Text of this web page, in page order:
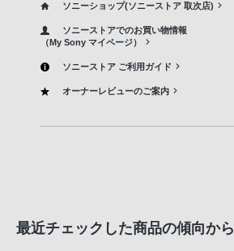
ソニーショップ(ソニーストア 取次店)
ソニーストアでのお買い物情報
（My Sony マイページ）
ソニーストア ご利用ガイド
オーナーレビューのご案内
最近チェックした商品の傾向から